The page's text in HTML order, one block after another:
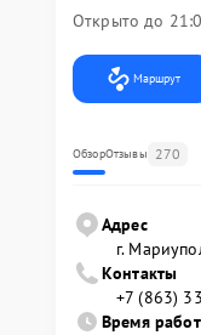
Открыто до
Маршрут
ОбзорОтзывы 270
Адрес
г.
Контакты
+7 (863)
Время